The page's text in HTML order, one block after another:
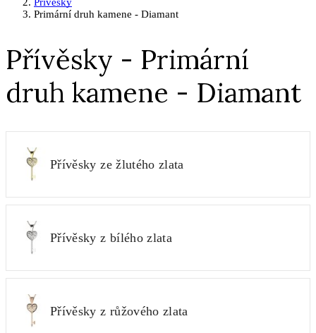
Primární druh kamene - Diamant
Přívěsky - Primární
druh kamene - Diamant
Přívěsky ze žlutého zlata
Přívěsky z bílého zlata
Přívěsky z růžového zlata